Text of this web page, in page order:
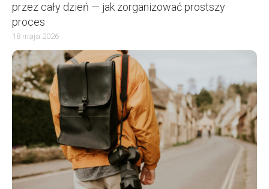
przez cały dzień — jak zorganizować prostszy
proces
18 maja 2026